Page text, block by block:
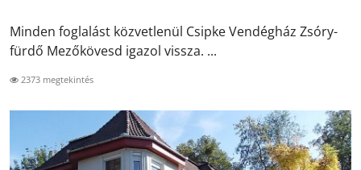
Minden foglalást közvetlenül Csipke Vendégház Zsóry-
fürdő Mezőkövesd igazol vissza. ...
2373 megtekintés